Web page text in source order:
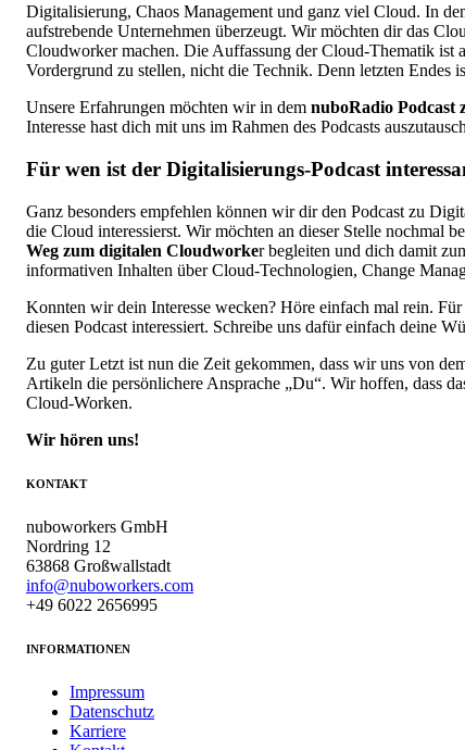
Digitalisierung, Chaos Management und ganz viel Cloud. In
aufstrebende Unternehmen überzeugt. Wir möchten dir das
Cloudworker machen. Die Auffassung der Cloud-Thematik ist
Vordergrund zu stellen, nicht die Technik. Denn letzten Endes
Unsere Erfahrungen möchten wir in dem nuboRadio Podcast
Interesse hast dich mit uns im Rahmen des Podcasts
Für wen ist der Digitalisierungs-Podcast
Ganz besonders empfehlen können wir dir den Podcast zu
die Cloud interessierst. Wir möchten an dieser Stelle nochmal
Weg zum digitalen Cloudworker begleiten und dich damit
informativen Inhalten über Cloud-Technologien, Change
Konnten wir dein Interesse wecken? Höre einfach mal rein.
diesen Podcast interessiert. Schreibe uns dafür einfach deine
Zu guter Letzt ist nun die Zeit gekommen, dass wir uns von
Artikeln die persönlichere Ansprache „Du“. Wir hoffen, dass
Cloud-Worken.
Wir hören uns!
KONTAKT
nuboworkers GmbH
Nordring 12
63868 Großwallstadt
info@nuboworkers.com
+49 6022 2656995
INFORMATIONEN
Impressum
Datenschutz
Karriere